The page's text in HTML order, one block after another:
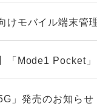
けモバイル端末管
「Mode1 Pocket」
」発売のお知らせ